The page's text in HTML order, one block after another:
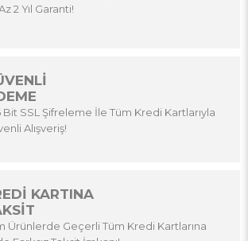
2 Yıl Garanti!
Bit SSL Şifreleme İle Tüm Kredi Kartlarıyla
Alışveriş!
KARTINA
Ürünlerde Geçerli Tüm Kredi Kartlarına